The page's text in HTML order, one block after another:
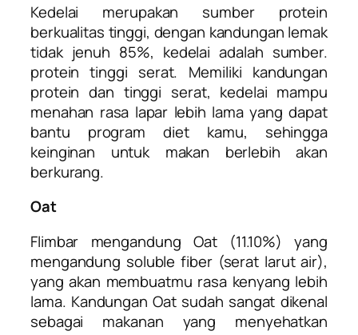
Kedelai merupakan sumber protein
berkualitas tinggi, dengan kandungan lemak
tidak jenuh 85%, kedelai adalah sumber.
protein tinggi serat. Memiliki kandungan
protein dan tinggi serat, kedelai mampu
menahan rasa lapar lebih lama yang dapat
bantu program diet kamu, sehingga
keinginan untuk makan berlebih akan
berkurang.
Oat
Flimbar mengandung Oat (11.10%) yang
mengandung soluble fiber (serat larut air),
yang akan membuatmu rasa kenyang lebih
lama. Kandungan Oat sudah sangat dikenal
sebagai makanan yang menyehatkan